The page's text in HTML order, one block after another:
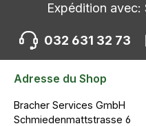
Expédition avec:
032 631 32 73
Adresse du Shop
Bracher Services GmbH
Schmiedenmattstrasse 6